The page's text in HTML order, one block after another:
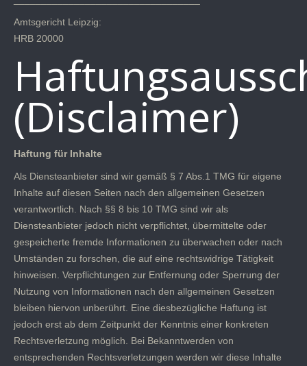
Amtsgericht Leipzig:
HRB 20000
(Disclaimer)
Haftung für Inhalte
Als Diensteanbieter sind wir gemäß § 7 Abs.1 TMG für eigene
Inhalte auf diesen Seiten nach den allgemeinen Gesetzen
verantwortlich. Nach §§ 8 bis 10 TMG sind wir als
Diensteanbieter jedoch nicht verpflichtet, übermittelte oder
gespeicherte fremde Informationen zu überwachen oder nach
Umständen zu forschen, die auf eine rechtswidrige Tätigkeit
hinweisen. Verpflichtungen zur Entfernung oder Sperrung der
Nutzung von Informationen nach den allgemeinen Gesetzen
bleiben hiervon unberührt. Eine diesbezügliche Haftung ist
jedoch erst ab dem Zeitpunkt der Kenntnis einer konkreten
Rechtsverletzung möglich. Bei Bekanntwerden von
entsprechenden Rechtsverletzungen werden wir diese Inhalte